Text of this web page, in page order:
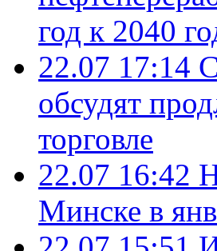
год к 2040
22.07 17:14
обсудят
торговле
22.07 16:42
Минске в